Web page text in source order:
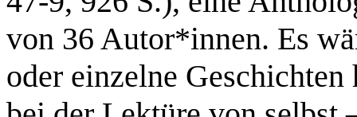
von 36 Autor*innen. Es
oder einzelne